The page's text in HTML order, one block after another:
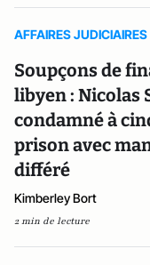
AFFAIRES JUDICIAIRES
Soupçons de
libyen : Nicolas
condamné à
prison avec
différé
Kimberley Bort
2 min de lecture